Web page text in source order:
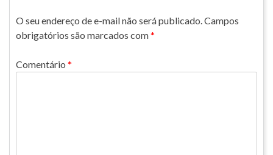
O seu endereço de e-mail não será publicado.Campos
obrigatórios são marcados com*
Comentário *